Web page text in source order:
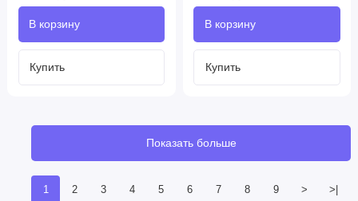
1 2 3 4 5 6 7 8 9 > >|
Показать больше